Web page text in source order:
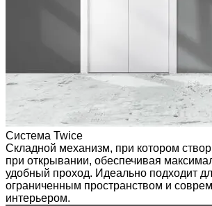
Система Twice
Складной механизм, при котором
при открывании, обеспечивая
удобный проход. Идеально подходит
ограниченным пространством и
интерьером.